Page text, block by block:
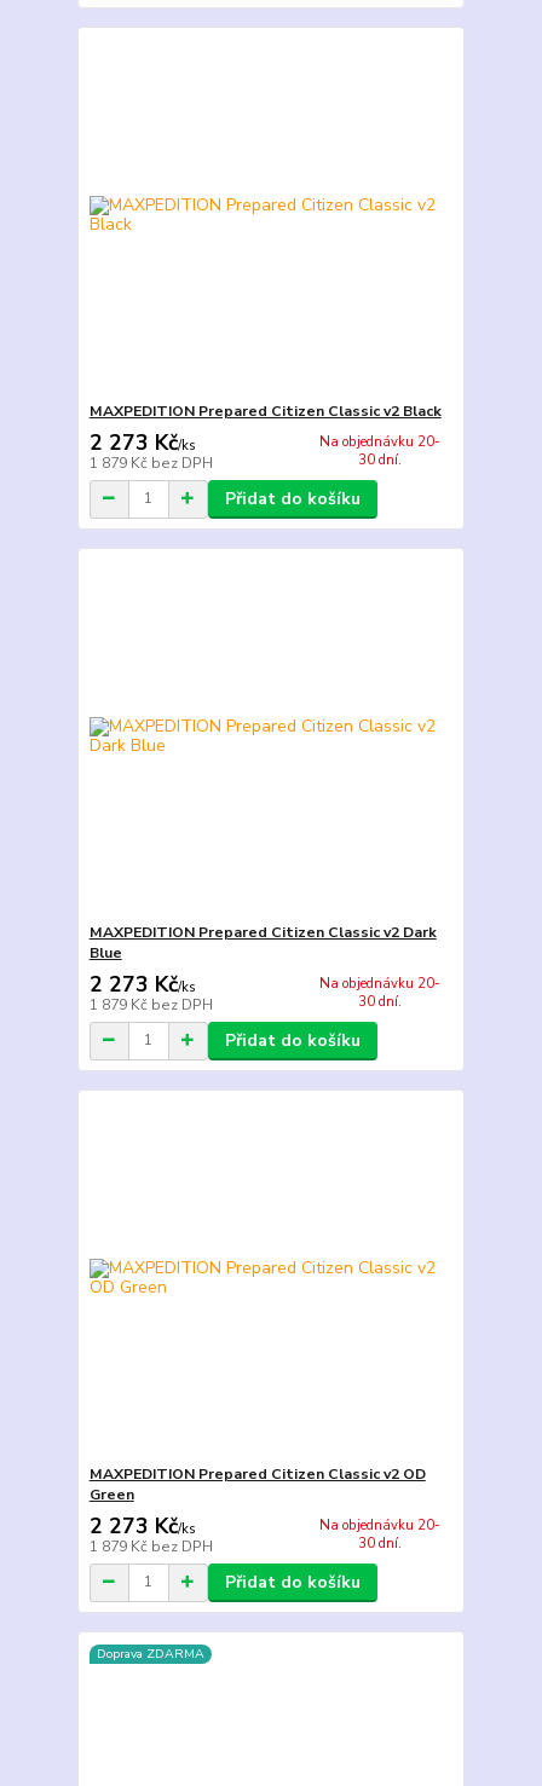
MAXPEDITION Prepared Citizen Classic v2 Black
2 273 Kč/ks
1 879 Kč bez DPH
Na objednávku 20-
30 dní.
Přidat do košíku
MAXPEDITION Prepared Citizen Classic v2 Dark
Blue
2 273 Kč/ks
1 879 Kč bez DPH
Na objednávku 20-
30 dní.
Přidat do košíku
MAXPEDITION Prepared Citizen Classic v2 OD
Green
2 273 Kč/ks
1 879 Kč bez DPH
Na objednávku 20-
30 dní.
Přidat do košíku
Doprava ZDARMA